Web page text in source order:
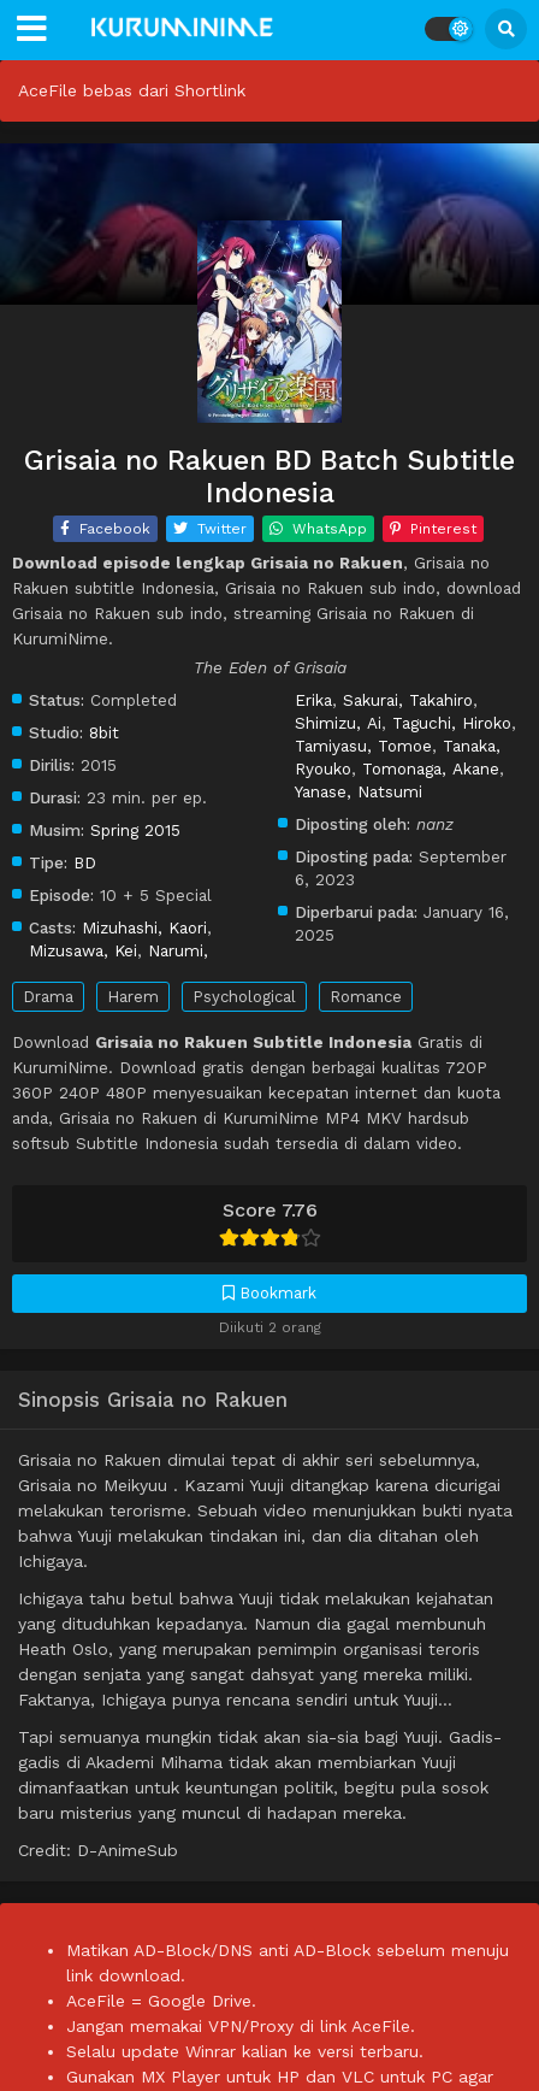
AceFile bebas dari Shortlink
Score 7.76
Bookmark
Diikuti 2 orang
Grisaia no Rakuen BD Batch Subtitle
Indonesia
Facebook Twitter WhatsApp Pinterest
Download episode lengkap Grisaia no Rakuen, Grisaia no
Rakuen subtitle Indonesia, Grisaia no Rakuen sub indo, download
Grisaia no Rakuen sub indo, streaming Grisaia no Rakuen di
KurumiNime.
The Eden of Grisaia
Status: Completed
Studio: 8bit
Dirilis: 2015
Durasi: 23 min. per ep.
Musim: Spring 2015
Tipe: BD
Episode: 10 + 5 Special
Casts: Mizuhashi, Kaori,
Mizusawa, Kei, Narumi,
Erika,Sakurai, Takahiro,
Shimizu, Ai, Taguchi, Hiroko,
Tamiyasu, Tomoe, Tanaka,
Ryouko, Tomonaga, Akane,
Yanase, Natsumi
Diposting oleh: nanz
Diposting pada: September
6, 2023
Diperbarui pada: January 16,
2025
Drama Harem Psychological Romance
Download Grisaia no Rakuen Subtitle Indonesia Gratis di
KurumiNime. Download gratis dengan berbagai kualitas 720P
360P 240P 480P menyesuaikan kecepatan internet dan kuota
anda, Grisaia no Rakuen di KurumiNime MP4 MKV hardsub
softsub Subtitle Indonesia sudah tersedia di dalam video.
Sinopsis Grisaia no Rakuen
Grisaia no Rakuen dimulai tepat di akhir seri sebelumnya,
Grisaia no Meikyuu . Kazami Yuuji ditangkap karena dicurigai
melakukan terorisme. Sebuah video menunjukkan bukti nyata
bahwa Yuuji melakukan tindakan ini, dan dia ditahan oleh
Ichigaya.
Ichigaya tahu betul bahwa Yuuji tidak melakukan kejahatan
yang dituduhkan kepadanya. Namun dia gagal membunuh
Heath Oslo, yang merupakan pemimpin organisasi teroris
dengan senjata yang sangat dahsyat yang mereka miliki.
Faktanya, Ichigaya punya rencana sendiri untuk Yuuji…
Tapi semuanya mungkin tidak akan sia-sia bagi Yuuji. Gadis-
gadis di Akademi Mihama tidak akan membiarkan Yuuji
dimanfaatkan untuk keuntungan politik, begitu pula sosok
baru misterius yang muncul di hadapan mereka.
Credit: D-AnimeSub
Matikan AD-Block/DNS anti AD-Block sebelum menuju
link download.
AceFile = Google Drive.
Jangan memakai VPN/Proxy di link AceFile.
Selalu update Winrar kalian ke versi terbaru.
Gunakan MX Player untuk HP dan VLC untuk PC agar